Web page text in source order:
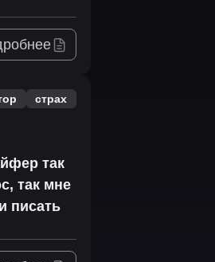
страх
так
так мне
писать